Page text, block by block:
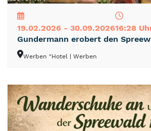
19.02.2026 - 30.09.202616:28
Gundermann erobert den
Werben "Hotel | Werben